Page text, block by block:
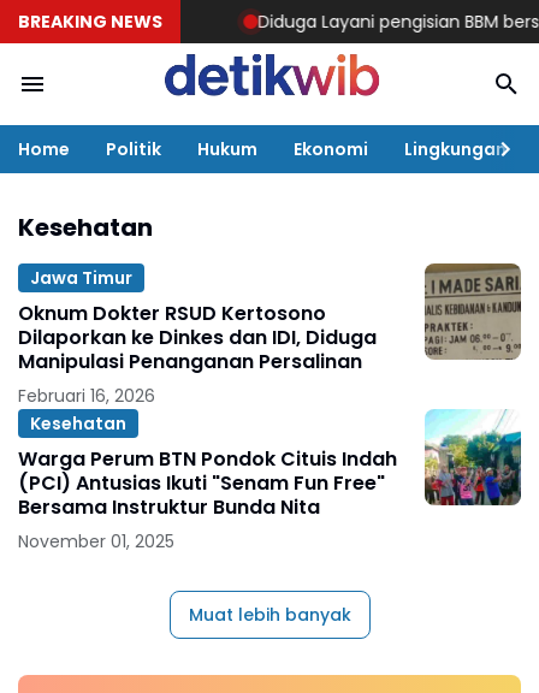
BREAKING NEWS Diduga Layani pengisian BBM
Home Politik Hukum Ekonomi Lingkungan
Kesehatan
Jawa Timur
Oknum Dokter RSUD Kertosono
Dilaporkan ke Dinkes dan IDI, Diduga
Manipulasi Penanganan Persalinan
Februari 16, 2026
Kesehatan
Warga Perum BTN Pondok Cituis Indah
(PCI) Antusias Ikuti "Senam Fun Free"
Bersama Instruktur Bunda Nita
November 01, 2025
Muat lebih banyak